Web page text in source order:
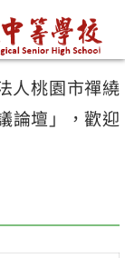
人桃園市禪繞
論壇」，歡迎